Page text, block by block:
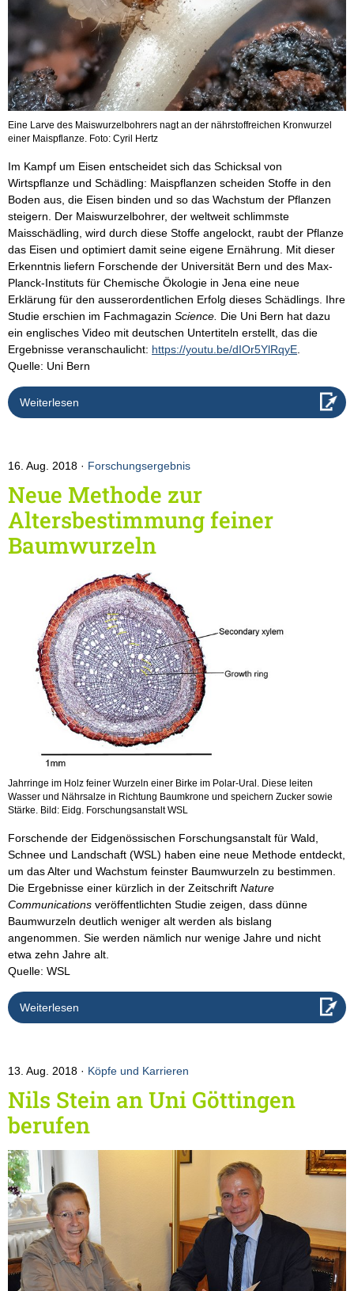
Eine Larve des Maiswurzelbohrers nagt an der nährstoffreichen Kronwurzel
einer Maispflanze. Foto: Cyril Hertz
Im Kampf um Eisen entscheidet sich das Schicksal von
Wirtspflanze und Schädling: Maispflanzen scheiden Stoffe in den
Boden aus, die Eisen binden und so das Wachstum der Pflanzen
steigern. Der Maiswurzelbohrer, der weltweit schlimmste
Maisschädling, wird durch diese Stoffe angelockt, raubt der Pflanze
das Eisen und optimiert damit seine eigene Ernährung. Mit dieser
Erkenntnis liefern Forschende der Universität Bern und des Max-
Planck-Instituts für Chemische Ökologie in Jena eine neue
Erklärung für den ausserordentlichen Erfolg dieses Schädlings. Ihre
Studie erschien im Fachmagazin Science. Die Uni Bern hat dazu
ein englisches Video mit deutschen Untertiteln erstellt, das die
Ergebnisse veranschaulicht: https://youtu.be/dIOr5YlRqyE
Quelle: Uni Bern
Weiterlesen
16. Aug. 2018 Forschungsergebnis
Neue Methode zur
Altersbestimmung feiner
Baumwurzeln
Jahrringe im Holz feiner Wurzeln einer Birke im Polar-Ural. Diese leiten
Wasser und Nährsalze in Richtung Baumkrone und speichern Zucker sowie
Stärke. Bild: Eidg. Forschungsanstalt WSL
Forschende der Eidgenössischen Forschungsanstalt für Wald,
Schnee und Landschaft (WSL) haben eine neue Methode entdeckt,
um das Alter und Wachstum feinster Baumwurzeln zu bestimmen.
Die Ergebnisse einer kürzlich in der Zeitschrift Nature
Communications veröffentlichten Studie zeigen, dass dünne
Baumwurzeln deutlich weniger alt werden als bislang
angenommen. Sie werden nämlich nur wenige Jahre und nicht
etwa zehn Jahre alt.
Quelle: WSL
Weiterlesen
13. Aug. 2018 Köpfe und Karrieren
Nils Stein an Uni Göttingen
berufen